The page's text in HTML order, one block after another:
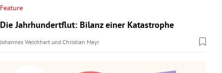
Feature
Die Jahrhundertflut: Bilanz einer Katastrophe
Johannes Weichhart und Christian Mayr